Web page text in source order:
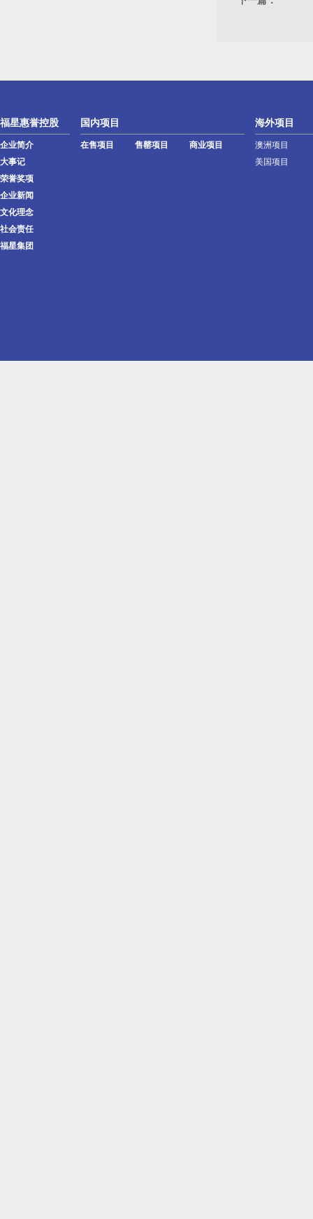
福星惠誉控股
企业简介
大事记
荣誉奖项
企业新闻
文化理念
社会责任
福星集团
国内项目
在售项目 售罄项目 商业项目
海外项目
澳洲项目
美国项目